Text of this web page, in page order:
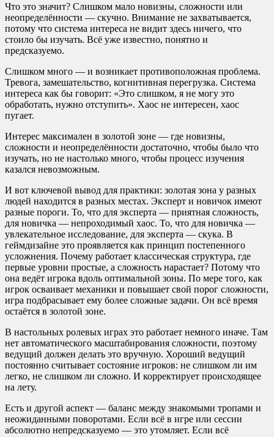
Что это значит? Слишком мало новизны, сложности или
неопределённости — скучно. Внимание не захватывается,
потому что система интереса не видит здесь ничего, что
стоило бы изучать. Всё уже известно, понятно и
предсказуемо.
Слишком много — и возникает противоположная проблема.
Тревога, замешательство, когнитивная перегрузка. Система
интереса как бы говорит: «Это слишком, я не могу это
обработать, нужно отступить». Хаос не интересен, хаос
пугает.
Интерес максимален в золотой зоне — где новизны,
сложности и неопределённости достаточно, чтобы было что
изучать, но не настолько много, чтобы процесс изучения
казался невозможным.
И вот ключевой вывод для практики: золотая зона у разных
людей находится в разных местах. Эксперт и новичок имеют
разные пороги. То, что для эксперта — приятная сложность,
для новичка — непроходимый хаос. То, что для новичка —
увлекательное исследование, для эксперта — скука. В
геймдизайне это проявляется как принцип постепенного
усложнения. Почему работает классическая структура, где
первые уровни простые, а сложность нарастает? Потому что
она ведёт игрока вдоль оптимальной зоны. По мере того, как
игрок осваивает механики и повышает свой порог сложности,
игра подбрасывает ему более сложные задачи. Он всё время
остаётся в золотой зоне.
В настольных ролевых играх это работает немного иначе. Там
нет автоматического масштабирования сложности, поэтому
ведущий должен делать это вручную. Хороший ведущий
постоянно считывает состояние игроков: не слишком ли им
легко, не слишком ли сложно. И корректирует происходящее
на лету.
Есть и другой аспект — баланс между знакомыми тропами и
неожиданными поворотами. Если всё в игре или сессии
абсолютно непредсказуемо — это утомляет. Если всё